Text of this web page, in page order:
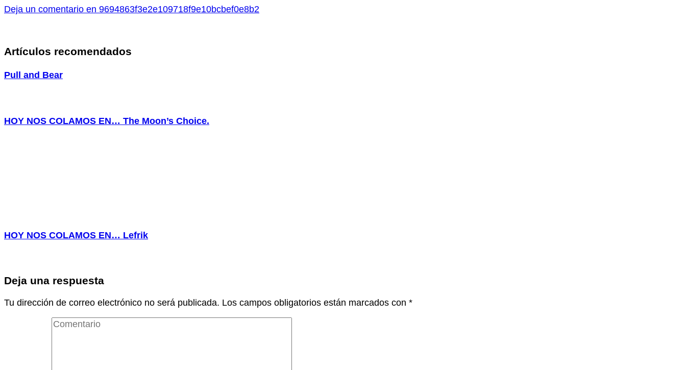
Deja un comentario en 9694863f3e2e109718f9e10bcbef0e8b2
Artículos recomendados
Pull and Bear
HOY NOS COLAMOS EN… The Moon’s Choice.
HOY NOS COLAMOS EN… Lefrik
Deja una respuesta
Tu dirección de correo electrónico no será publicada. Los campos obligatorios están marcados con *